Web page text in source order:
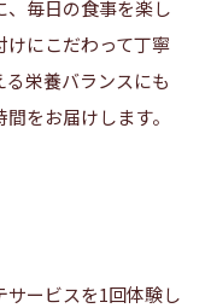
、毎日の食事を楽し
けにこだわって丁寧
栄養バランスにも
をお届けします。
サービスを1回体験し